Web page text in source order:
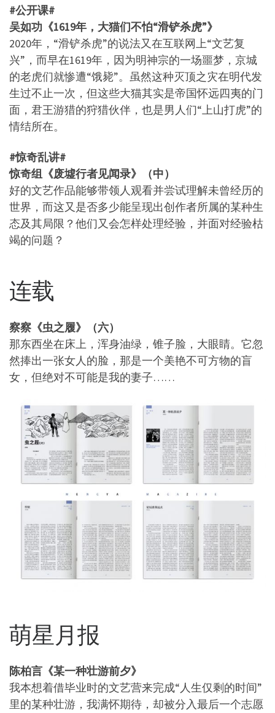
#公开课#
吴如功《1619年，大猫们不怕“滑铲杀虎”》
2020年，“滑铲杀虎”的说法又在互联网上“文艺复
兴”，而早在1619年，因为明神宗的一场噩梦，京城
的老虎们就惨遭“饿毙”。虽然这种灭顶之灾在明代发
生过不止一次，但这些大猫其实是帝国怀远四夷的门
面，君王游猎的狩猎伙伴，也是男人们“上山打虎”的
情结所在。
#惊奇乱讲#
惊奇组《废墟行者见闻录》（中）
好的文艺作品能够带领人观看并尝试理解未曾经历的
世界，而这又是否多少能呈现出创作者所属的某种生
态及其局限？他们又会怎样处理经验，并面对经验枯
竭的问题？
连载
察察《虫之履》（六）
那东西坐在床上，浑身油绿，锥子脸，大眼睛。它忽
然捧出一张女人的脸，那是一个美艳不可方物的盲
女，但绝对不可能是我的妻子……
萌星月报
陈柏言《某一种壮游前夕》
我本想着借毕业时的文艺营来完成“人生仅剩的时间”
里的某种壮游，我满怀期待，却被分入最后一个志愿